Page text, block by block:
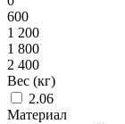
600
1 200
1 800
2 400
Вес (кг)
2.06
Материал